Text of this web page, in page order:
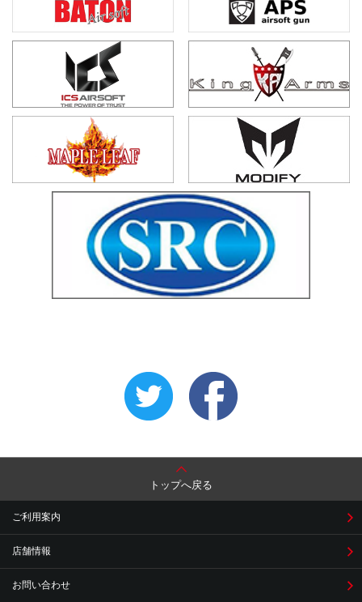
トップへ戻る
ご利用案内
店舗情報
お問い合わせ